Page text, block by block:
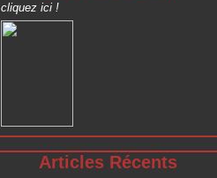
cliquez ici !
Articles Récents